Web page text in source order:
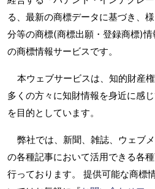
る、最新の商標データに基づき、
分等の商標(商標出願・登録商標)
の商標情報サービスです。
本ウェブサービスは、知的財産
多くの方々に知財情報を身近に感
を目的としています。
弊社では、新聞、雑誌、ウェブ
の各種記事において活用できる各
行っております。 提供可能な商標